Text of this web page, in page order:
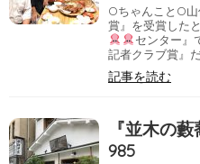
OちゃんことO
賞』を受賞した
センター』
記者クラブ賞』
記事を読む
『並木の
985